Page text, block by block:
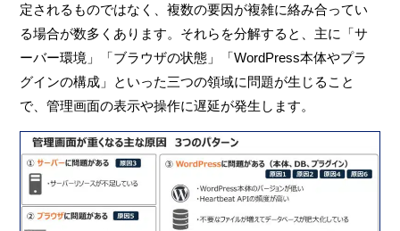
定されるものではなく、複数の要因が複雑に絡み合ってい
る場合が数多くあります。それらを分解すると、主に「サ
ーバー環境」「ブラウザの状態」「WordPress本体やプラ
グインの構成」といった三つの領域に問題が生じること
で、管理画面の表示や操作に遅延が発生します。